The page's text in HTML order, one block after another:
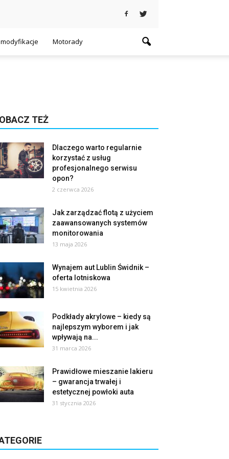
Motorady
TEŻ
Dlaczego warto regularnie
korzystać z usług
profesjonalnego serwisu
opon?
2 czerwca 2026
Jak zarządzać flotą z użyciem
zaawansowanych systemów
monitorowania
13 maja 2026
Wynajem aut Lublin Świdnik –
oferta lotniskowa
15 kwietnia 2026
Podkłady akrylowe – kiedy są
najlepszym wyborem i jak
wpływają na...
31 marca 2026
Prawidłowe mieszanie lakieru
– gwarancja trwałej i
estetycznej powłoki auta
31 stycznia 2026